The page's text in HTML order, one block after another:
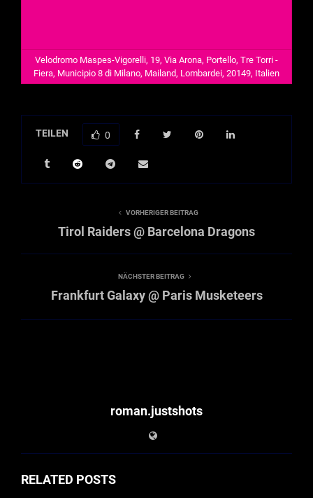
Velodromo Maspes-Vigorelli, 19, Via Arona, Portello, Tre Torri -
Fiera, Municipio 8 di Milano, Mailand, Lombardei, 20149, Italien
TEILEN 0
VORHERIGER BEITRAG
Tirol Raiders @ Barcelona Dragons
NÄCHSTER BEITRAG
Frankfurt Galaxy @ Paris Musketeers
roman.justshots
RELATED POSTS